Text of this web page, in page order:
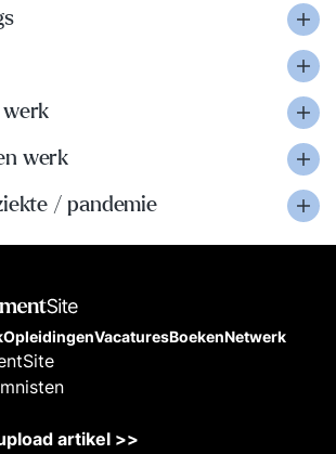
werk
werk
/ pandemie
OpleidingenVacaturesBoekenNetwerk
artikel >>